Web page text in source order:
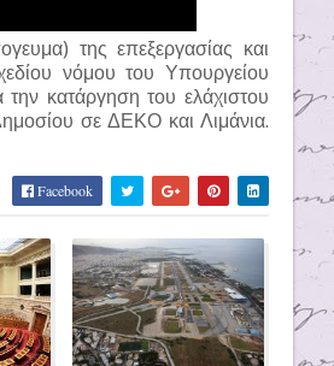
της επεξεργασίας και
νόμου του Υπουργείου
την κατάργηση του ελάχιστου
σε ΔΕΚΟ και Λιμάνια.
Facebook